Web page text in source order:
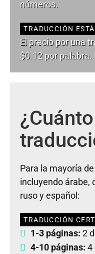
números.
TRADUCCIÓN
El precio por una
$0.12 por palabra.
Para la mayoría
incluyendo árabe,
ruso y español:
TRADUCCIÓN
1-3 páginas: 2
4-10 páginas: 4